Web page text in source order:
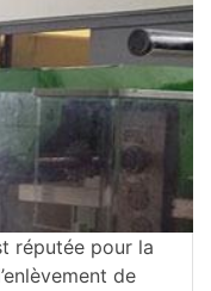
réputée pour la
de